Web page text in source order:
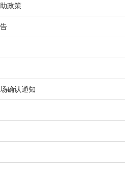
政策
确认通知